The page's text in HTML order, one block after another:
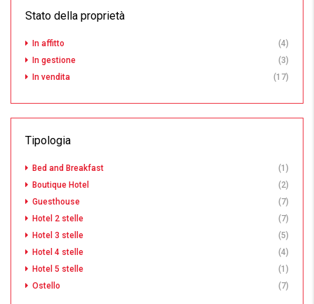
Stato della proprietà
In affitto
(4)
In gestione
(3)
In vendita
(17)
Tipologia
Bed and Breakfast
(1)
Boutique Hotel
(2)
Guesthouse
(7)
Hotel 2 stelle
(7)
Hotel 3 stelle
(5)
Hotel 4 stelle
(4)
Hotel 5 stelle
(1)
Ostello
(7)